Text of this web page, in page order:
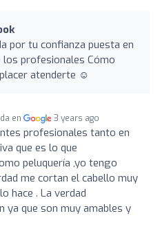
por tu confianza puesta en
los profesionales Cómo
atenderte ☺️
en 3 years ago
profesionales tanto en
que es lo que
peluquería ,yo tengo
me cortan el cabello muy
hace . La verdad
ya que son muy amables y